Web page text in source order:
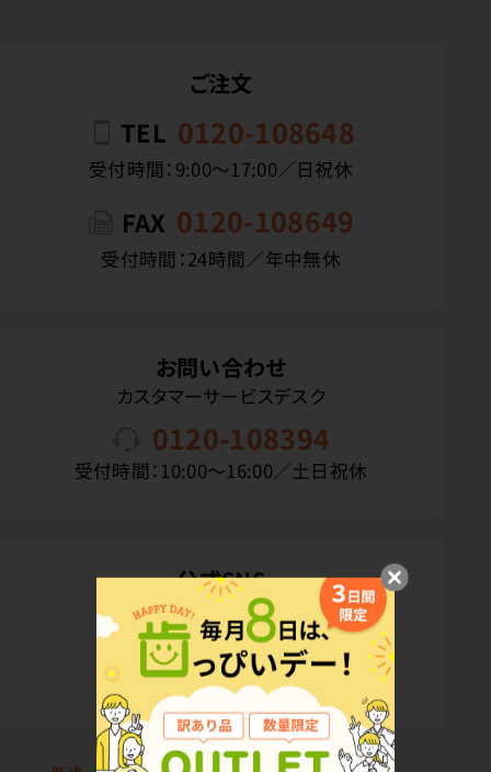
ご注文
TEL 0120-108648
受付時間：9:00〜17:00／日祝休
FAX 0120-108649
受付時間：24時間／年中無休
お問い合わせ
カスタマーサービスデスク
0120-108394
受付時間：10:00〜16:00／土日祝休
公式SNS